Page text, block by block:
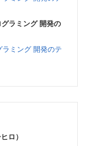
ラミング 開発の
ミング 開発のテ
ロ）